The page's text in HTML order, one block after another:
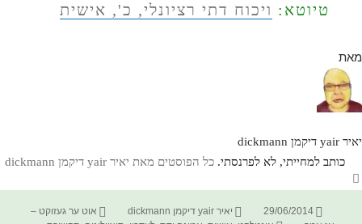
טיוטא: ויכוח דתי רציונלי, כ', אישית
מאת
יאיר yair דיקמן dickmann
כותב למחייתי, לא לפרנסתי. כל הפוסטים מאת יאיר yair דיקמן dickmann‏
פורסם
29/06/2014 מחבר
יאיר yair דיקמן dickmann קטגוריות
אוט ער געזוקט –